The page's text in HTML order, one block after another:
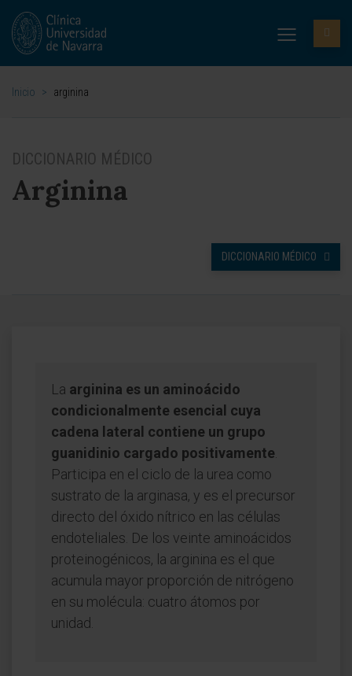
Inicio > arginina
DICCIONARIO MÉDICO
Arginina
DICCIONARIO MÉDICO
La arginina es un aminoácido
condicionalmente esencial cuya
cadena lateral contiene un grupo
guanidinio cargado positivamente
Participa en el ciclo de la urea como
sustrato de la arginasa, y es el precursor
directo del óxido nítrico en las células
endoteliales. De los veinte aminoácidos
proteinogénicos, la arginina es el que
acumula mayor proporción de nitrógeno
en su molécula: cuatro átomos por
unidad.